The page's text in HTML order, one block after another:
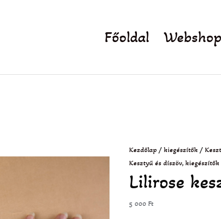
Főoldal Webshop
Kezdőlap / kiegészítők /
Kesztyű és díszöv, kiegészítők
Lilirose
5 000 Ft
mennyiség